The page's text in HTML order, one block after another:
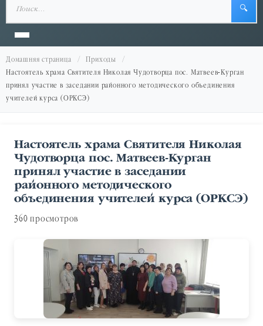
🔍
Домашняя страница
Приходы
Настоятель храма Святителя Николая Чудотворца пос. Матвеев-Курган
принял участие в заседании районного методического объединения
учителей курса (ОРКСЭ)
Настоятель храма Святителя Николая
Чудотворца пос. Матвеев-Курган
принял участие в заседании
районного методического
объединения учителей курса (ОРКСЭ)
360 просмотров